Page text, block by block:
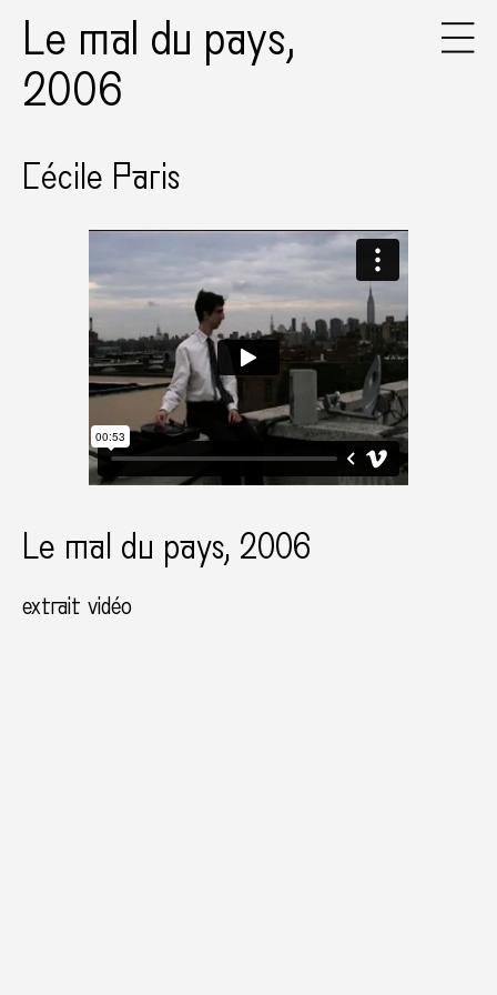
Le mal du pays,
2006
Cécile Paris
Le mal du pays, 2006
extrait vidéo